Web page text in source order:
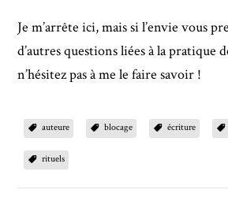
Je m’arrête ici, mais si l’envie vous
d’autres questions liées à la pratique
n’hésitez pas à me le faire savoir !
auteure blocage écriture
rituels